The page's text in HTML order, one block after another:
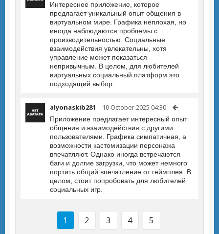
Интересное приложение, которое
предлагает уникальный опыт общения в
виртуальном мире. Графика неплохая, но
иногда наблюдаются проблемы с
производительностью. Социальные
взаимодействия увлекательны, хотя
управление может показаться
непривычным. В целом, для любителей
виртуальных социальный платформ это
подходящий выбор.
alyonaskib281 10 October 2025 04:30
Приложение предлагает интересный опыт
общения и взаимодействия с другими
пользователями. Графика симпатичная, а
возможности кастомизации персонажа
впечатляют. Однако иногда встречаются
баги и долгие загрузки, что может немного
портить общий впечатление от геймплея. В
целом, стоит попробовать для любителей
социальных игр.
1 2 3 4 5